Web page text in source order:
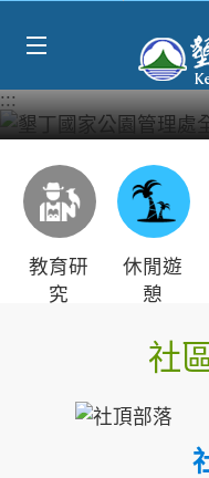
:::
教育研
究
休閒遊
憩
社